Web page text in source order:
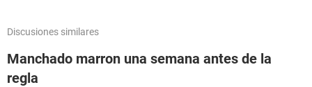
Discusiones similares
Manchado marron una semana antes de la
regla